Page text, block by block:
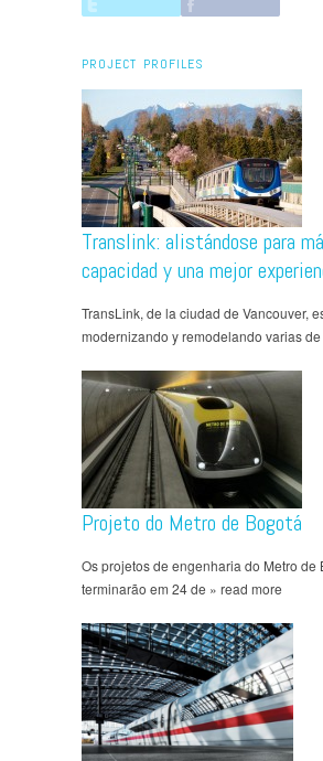
PROJECT PROFILES
Translink: alistándose para
capacidad y una mejor
TransLink, de la ciudad de Vancouver,
modernizando y remodelando varias
Projeto do Metro de Bogotá
Os projetos de engenharia do Metro de
terminarão em 24 de » read more